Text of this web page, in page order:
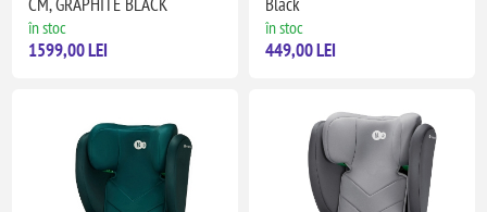
în stoc
1599,00 LEI
în stoc
449,00 LEI